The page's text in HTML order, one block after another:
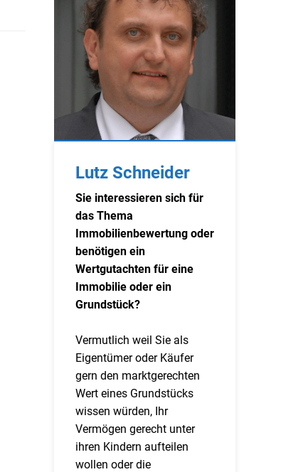
Lutz Schneider
Sie interessieren sich für
das Thema
Immobilienbewertung oder
benötigen ein
Wertgutachten für eine
Immobilie oder ein
Grundstück?
Vermutlich weil Sie als
Eigentümer oder Käufer
gern den marktgerechten
Wert eines Grundstücks
wissen würden, Ihr
Vermögen gerecht unter
ihren Kindern aufteilen
wollen oder die